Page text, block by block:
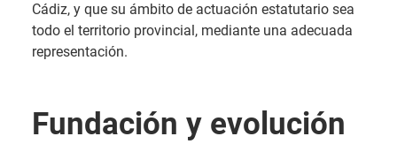
Cádiz, y que su ámbito de actuación estatutario sea
todo el territorio provincial, mediante una adecuada
representación.
Fundación y evolución